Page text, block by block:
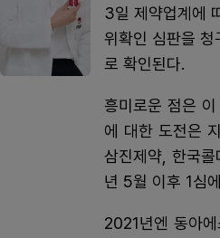
3일 제약업계에
위확인 심판을
로 확인된다.
흥미로운 점은
에 대한 도전은
삼진제약, 한국
년 5월 이후 1심
2021년엔 동아